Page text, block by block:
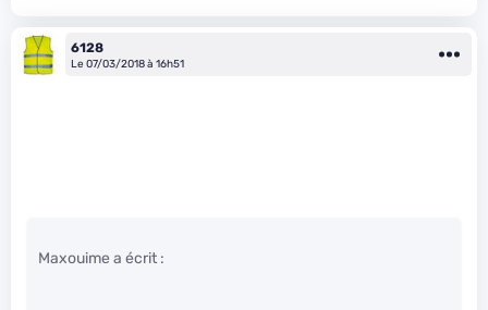
6128
Le 07/03/2018 à 16h51
Maxouime a écrit :